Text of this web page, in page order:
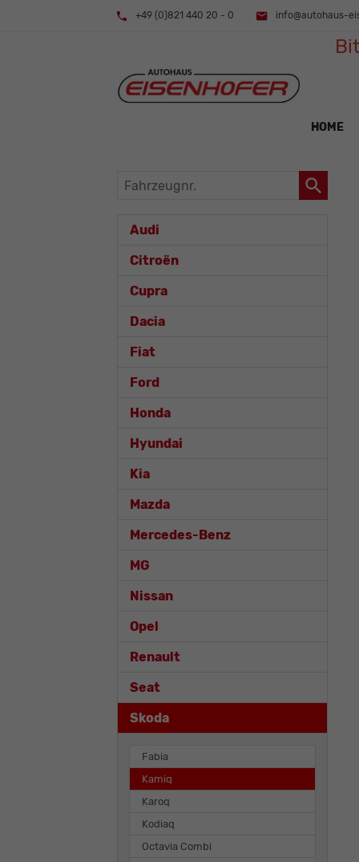
+49 (0)821 440 20 - 0 info@autohaus-
HOME
Fahrzeugnr.
Audi
Citroën
Cupra
Dacia
Fiat
Ford
Honda
Hyundai
Kia
Mazda
Mercedes-Benz
MG
Nissan
Opel
Renault
Seat
Skoda
Fabia
Kamiq
Karoq
Kodiaq
Octavia Combi